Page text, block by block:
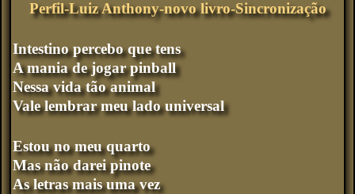
Perfil-Luiz Anthony-novo livro-Sincronização
Intestino percebo que tens
A mania de jogar pinball
Nessa vida tão animal
Vale lembrar meu lado universal
Estou no meu quarto
Mas não darei pinote
As letras mais uma vez